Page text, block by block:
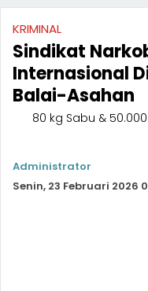
KRIMINAL
Sindikat
Internasional
Balai-Asahan
80 kg Sabu &
Administrator
Senin, 23 Februari 2026